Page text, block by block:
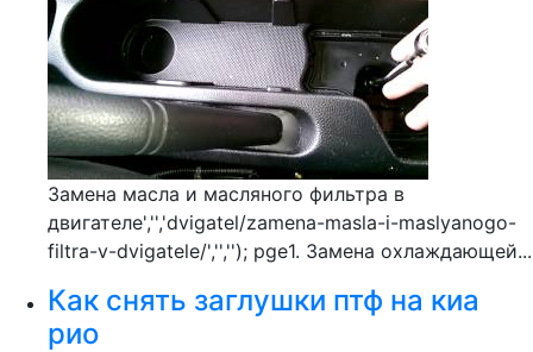
Замена масла и масляного фильтра в
двигателе','','dvigatel/zamena-masla-i-maslyanogo-
filtra-v-dvigatele/','',''); pge1. Замена охлаждающей...
Как снять заглушки птф на киа
рио